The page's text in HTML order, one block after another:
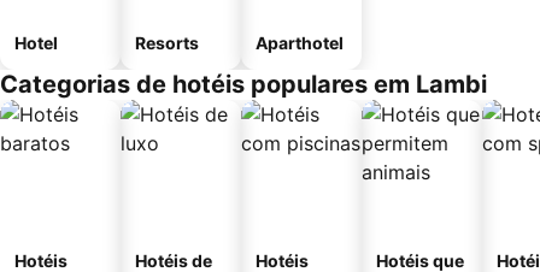
Hotel Resorts Aparthotel
Categorias de hotéis populares em Lambi
Hotéis
Hotéis de
Hotéis
Hotéis que